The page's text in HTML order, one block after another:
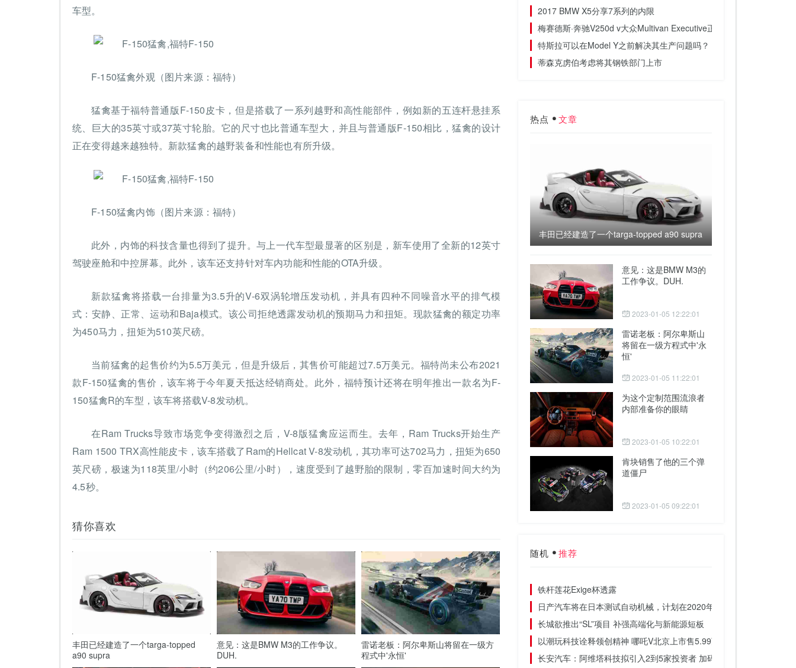
车型。
F-150猛禽外观（图片来源：福特）
猛禽基于福特普通版F-150皮卡，但是搭载了一系列越野和高性能部件，例如新的五连杆悬挂系
统、巨大的35英寸或37英寸轮胎。它的尺寸也比普通车型大，并且与普通版F-150相比，猛禽的设计
正在变得越来越独特。新款猛禽的越野装备和性能也有所升级。
F-150猛禽内饰（图片来源：福特）
此外，内饰的科技含量也得到了提升。与上一代车型最显著的区别是，新车使用了全新的12英寸
驾驶座舱和中控屏幕。此外，该车还支持针对车内功能和性能的OTA升级。
新款猛禽将搭载一台排量为3.5升的V-6双涡轮增压发动机，并具有四种不同噪音水平的排气模
式：安静、正常、运动和Baja模式。该公司拒绝透露发动机的预期马力和扭矩。现款猛禽的额定功率
为450马力，扭矩为510英尺磅。
当前猛禽的起售价约为5.5万美元，但是升级后，其售价可能超过7.5万美元。福特尚未公布2021
款F-150猛禽的售价，该车将于今年夏天抵达经销商处。此外，福特预计还将在明年推出一款名为F-
150猛禽R的车型，该车将搭载V-8发动机。
在Ram Trucks导致市场竞争变得激烈之后，V-8版猛禽应运而生。去年，Ram Trucks开始生产
Ram 1500 TRX高性能皮卡，该车搭载了Ram的Hellcat V-8发动机，其功率可达702马力，扭矩为650
英尺磅，极速为118英里/小时（约206公里/小时），速度受到了越野胎的限制，零百加速时间大约为
4.5秒。
猜你喜欢
丰田已经建造了一个targa-topped
a90 supra
意见：这是BMW M3的工作争议。
DUH.
雷诺老板：阿尔卑斯山将留在一级方
程式中'永恒'
2017 BMW X5分享7系列的内限
梅赛德斯·奔驰V250d v大众Multivan Executive正面对比
特斯拉可以在Model Y之前解决其生产问题吗？
蒂森克虏伯考虑将其钢铁部门上市
热点 文章
丰田已经建造了一个targa-topped a90 supra
意见：这是BMW M3的
工作争议。DUH.
2023-01-05 12:22:01
雷诺老板：阿尔卑斯山
将留在一级方程式中'永
恒'
2023-01-05 11:22:01
为这个定制范围流浪者
内部准备你的眼睛
2023-01-05 10:22:01
肯块销售了他的三个弹
道僵尸
2023-01-05 09:22:01
随机 推荐
铁杆莲花Exige杯透露
日产汽车将在日本测试自动机械，计划在2020年代初投入服务
长城欲推出“SL”项目 补强高端化与新能源短板
以潮玩科技诠释领创精神 哪吒V北京上市售5.99万元起
长安汽车：阿维塔科技拟引入2到5家投资者 加码新能源汽车业务